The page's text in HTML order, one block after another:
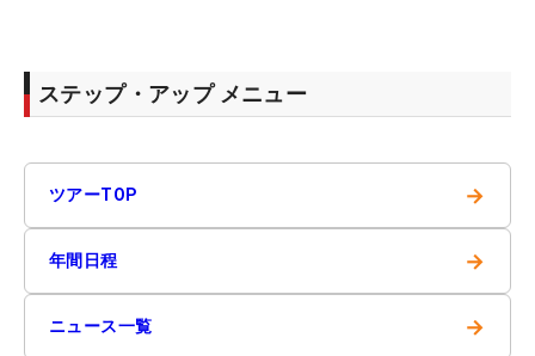
ステップ・アップ メニュー
ツアーTOP →
年間日程 →
ニュース一覧 →